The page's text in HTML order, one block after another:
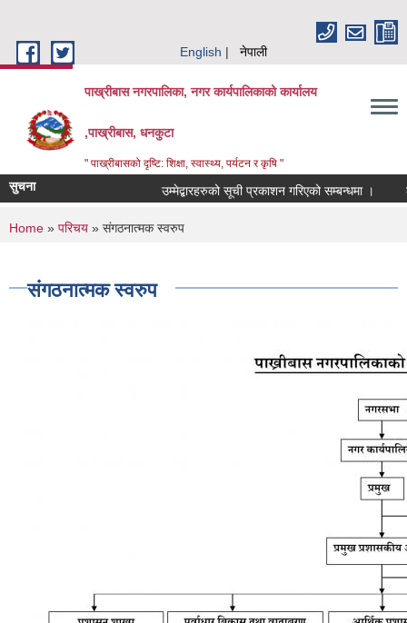
English नेपाली
पाख्रीबास नगरपालिका, नगर कार्यपालिकाको कार्यालय
,पाख्रीबास, धनकुटा
" पाख्रीबासको दृष्टि: शिक्षा, स्वास्थ्य, पर्यटन र कृषि "
सुचना उम्मेद्बारहरुको सूची प्रकाशन गरिएको सम्बन्धमा ।
You are here
Home » परिचय » संगठनात्मक स्वरुप
संगठनात्मक स्वरुप